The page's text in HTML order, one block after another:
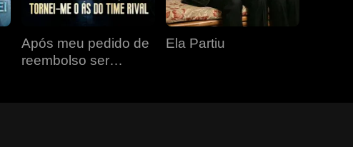
Após meu pedido de
reembolso ser
Ela Partiu